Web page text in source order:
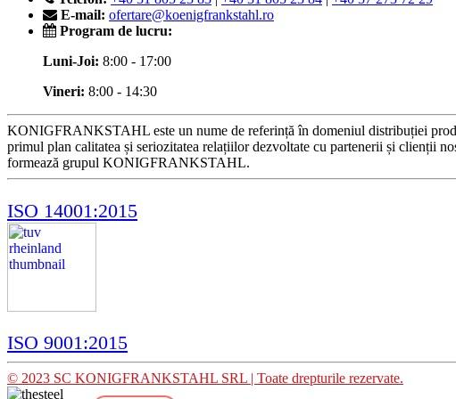
E-mail: ofertare@koenigfrankstahl.ro
Program de lucru:
Luni-Joi: 8:00 - 17:00
Vineri: 8:00 - 14:30
KONIGFRANKSTAHL este un nume de referință în domeniul distribuției
primul plan calitatea și seriozitatea relațiilor dezvoltate cu partenerii și clienții
formează grupul KONIGFRANKSTAHL.
ISO 14001:2015
ISO 9001:2015
© 2023 SC KONIGFRANKSTAHL SRL | Toate drepturile rezervate.